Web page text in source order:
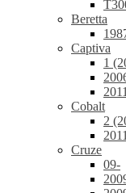
Beretta
Captiva
1
Cobalt
2
Cruze
09-